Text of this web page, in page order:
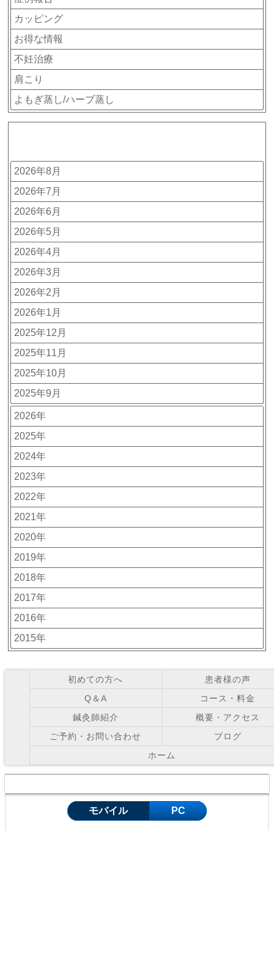
カッピング
お得な情報
不妊治療
肩こり
よもぎ蒸し/ハーブ蒸し
2026年8月
2026年7月
2026年6月
2026年5月
2026年4月
2026年3月
2026年2月
2026年1月
2025年12月
2025年11月
2025年10月
2025年9月
2026年
2025年
2024年
2023年
2022年
2021年
2020年
2019年
2018年
2017年
2016年
2015年
初めての方へ
患者様の声
Q＆A
コース・料金
鍼灸師紹介
概要・アクセス
ご予約・お問い合わせ
ブログ
ホーム
モバイル PC